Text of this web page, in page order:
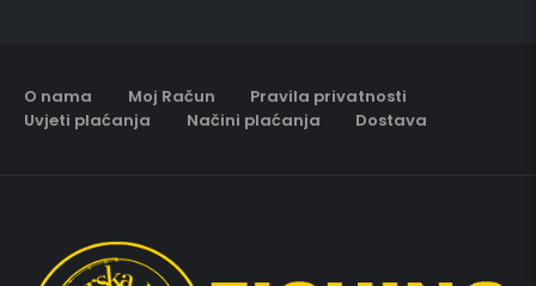
Uvjeti plaćanja
Načini plaćanja Dostava